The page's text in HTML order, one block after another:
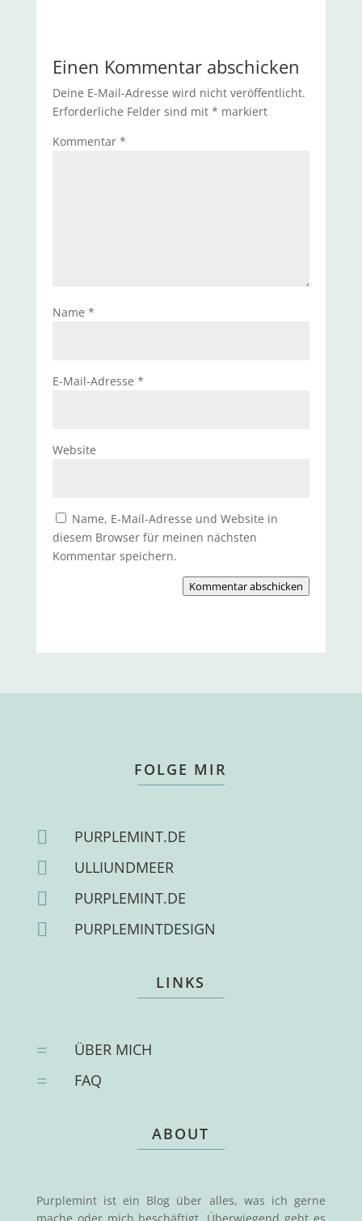
Einen Kommentar abschicken
Deine E-Mail-Adresse wird nicht veröffentlicht.
Erforderliche Felder sind mit * markiert
Kommentar *
Name *
E-Mail-Adresse *
Website
Name, E-Mail-Adresse und Website in
diesem Browser für meinen nächsten
Kommentar speichern.
Kommentar abschicken
FOLGE MIR
 PURPLEMINT.DE
 ULLIUNDMEER
 PURPLEMINT.DE
 PURPLEMINTDESIGN
LINKS
= ÜBER MICH
= FAQ
ABOUT
Purplemint ist ein Blog über alles, was ich gerne